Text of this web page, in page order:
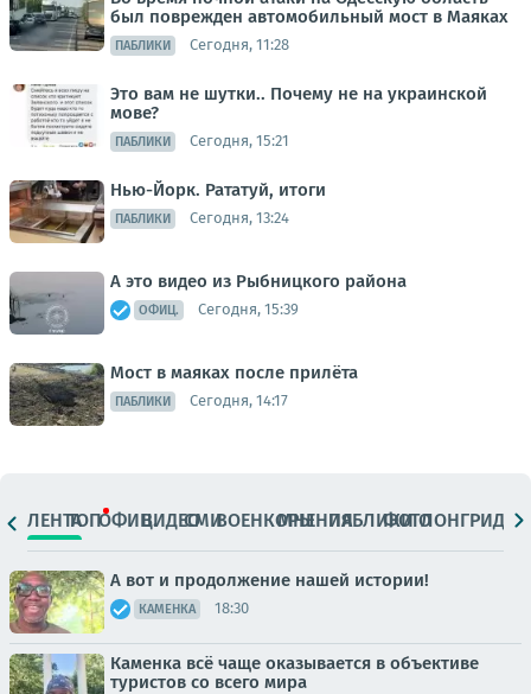
был поврежден автомобильный мост в Маяках
ПАБЛИКИ Сегодня, 11:28
Это вам не шутки.. Почему не на украинской
мове?
ПАБЛИКИ Сегодня, 15:21
Нью-Йорк. Рататуй, итоги
ПАБЛИКИ Сегодня, 13:24
А это видео из Рыбницкого района
ОФИЦ. Сегодня, 15:39
Мост в маяках после прилёта
ПАБЛИКИ Сегодня, 14:17
ЛЕНТАТОПОФИЦ.ВИДЕОСМИВОЕНКОРЫМНЕНИЯПАБЛИКИ
ФОТОЛОНГРИДЫ
А вот и продолжение нашей истории!
КАМЕНКА 18:30
Каменка всё чаще оказывается в объективе
туристов со всего мира